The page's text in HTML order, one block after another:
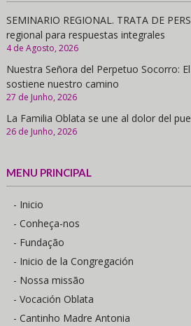
SEMINARIO REGIONAL. TRATA DE
regional para respuestas integrales
4 de Agosto, 2026
Nuestra Señora del Perpetuo Socorro:
sostiene nuestro camino
27 de Junho, 2026
La Familia Oblata se une al dolor del
26 de Junho, 2026
MENU PRINCIPAL
- Inicio
- Conheça-nos
- Fundação
- Inicio de la Congregación
- Nossa missão
- Vocación Oblata
- Cantinho Madre Antonia